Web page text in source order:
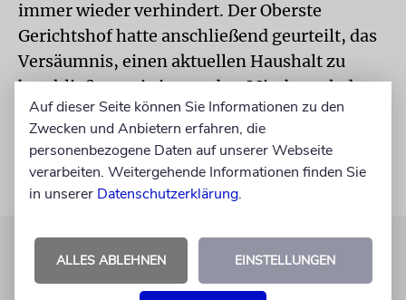
immer wieder verhindert. Der Oberste
Gerichtshof hatte anschließend geurteilt, das
Versäumnis, einen aktuellen Haushalt zu
beschließen, sei ein »grober Missbrauch der
parlamentarischen Autorität«.
Auf dieser Seite können Sie Informationen zu den
Zwecken und Anbietern erfahren, die
personenbezogene Daten auf unserer Webseite
verarbeiten. Weitergehende Informationen finden Sie
in unserer Datenschutzerklärung.
ALLES ABLEHNEN EINSTELLUNGEN